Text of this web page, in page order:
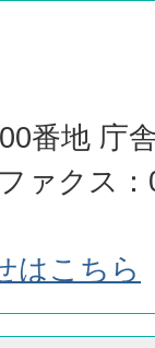
番地 庁
ァクス
はこちら